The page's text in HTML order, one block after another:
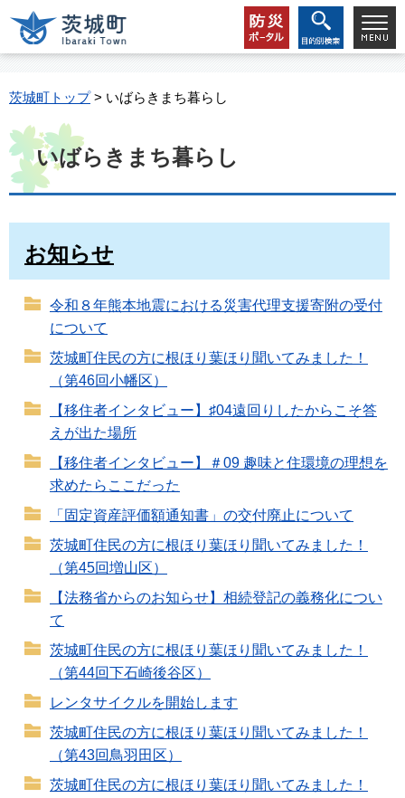
茨城町トップ> いばらきまち暮らし
いばらきまち暮らし
お知らせ
令和８年熊本地震における災害代理支援寄附の受付
について
茨城町住民の方に根ほり葉ほり聞いてみました！
（第46回小幡区）
【移住者インタビュー】♯04遠回りしたからこそ答
えが出た場所
【移住者インタビュー】＃09 趣味と住環境の理想を
求めたらここだった
「固定資産評価額通知書」の交付廃止について
茨城町住民の方に根ほり葉ほり聞いてみました！
（第45回増山区）
【法務省からのお知らせ】相続登記の義務化につい
て
茨城町住民の方に根ほり葉ほり聞いてみました！
（第44回下石崎後谷区）
レンタサイクルを開始します
茨城町住民の方に根ほり葉ほり聞いてみました！
（第43回鳥羽田区）
茨城町住民の方に根ほり葉ほり聞いてみました！